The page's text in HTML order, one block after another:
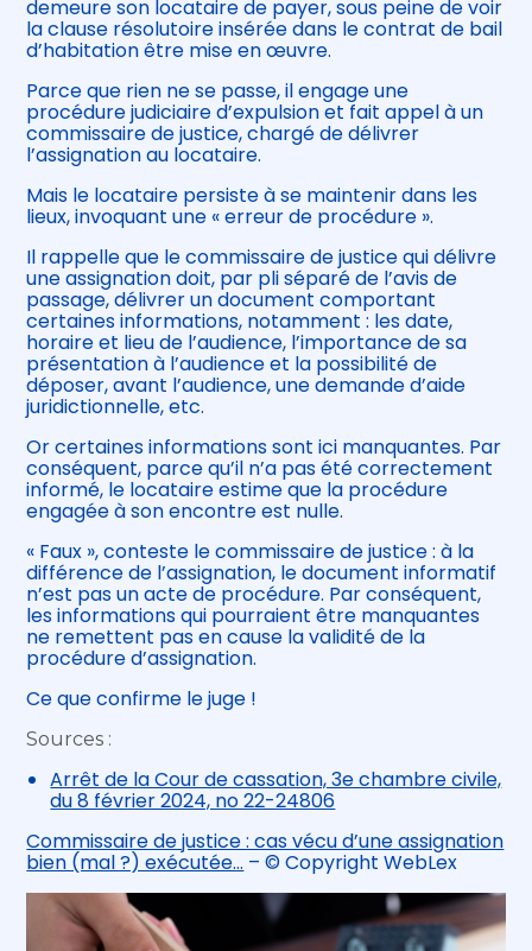
demeure son locataire de payer, sous peine de voir
la clause résolutoire insérée dans le contrat de bail
d’habitation être mise en œuvre.
Parce que rien ne se passe, il engage une
procédure judiciaire d’expulsion et fait appel à un
commissaire de justice, chargé de délivrer
l’assignation au locataire.
Mais le locataire persiste à se maintenir dans les
lieux, invoquant une « erreur de procédure ».
Il rappelle que le commissaire de justice qui délivre
une assignation doit, par pli séparé de l’avis de
passage, délivrer un document comportant
certaines informations, notamment : les date,
horaire et lieu de l’audience, l’importance de sa
présentation à l’audience et la possibilité de
déposer, avant l’audience, une demande d’aide
juridictionnelle, etc.
Or certaines informations sont ici manquantes. Par
conséquent, parce qu’il n’a pas été correctement
informé, le locataire estime que la procédure
engagée à son encontre est nulle.
« Faux », conteste le commissaire de justice : à la
différence de l’assignation, le document informatif
n’est pas un acte de procédure. Par conséquent,
les informations qui pourraient être manquantes
ne remettent pas en cause la validité de la
procédure d’assignation.
Ce que confirme le juge !
Sources :
Arrêt de la Cour de cassation, 3e chambre civile,
du 8 février 2024, no 22-24806
Commissaire de justice : cas vécu d’une assignation
bien (mal ?) exécutée… – © Copyright WebLex